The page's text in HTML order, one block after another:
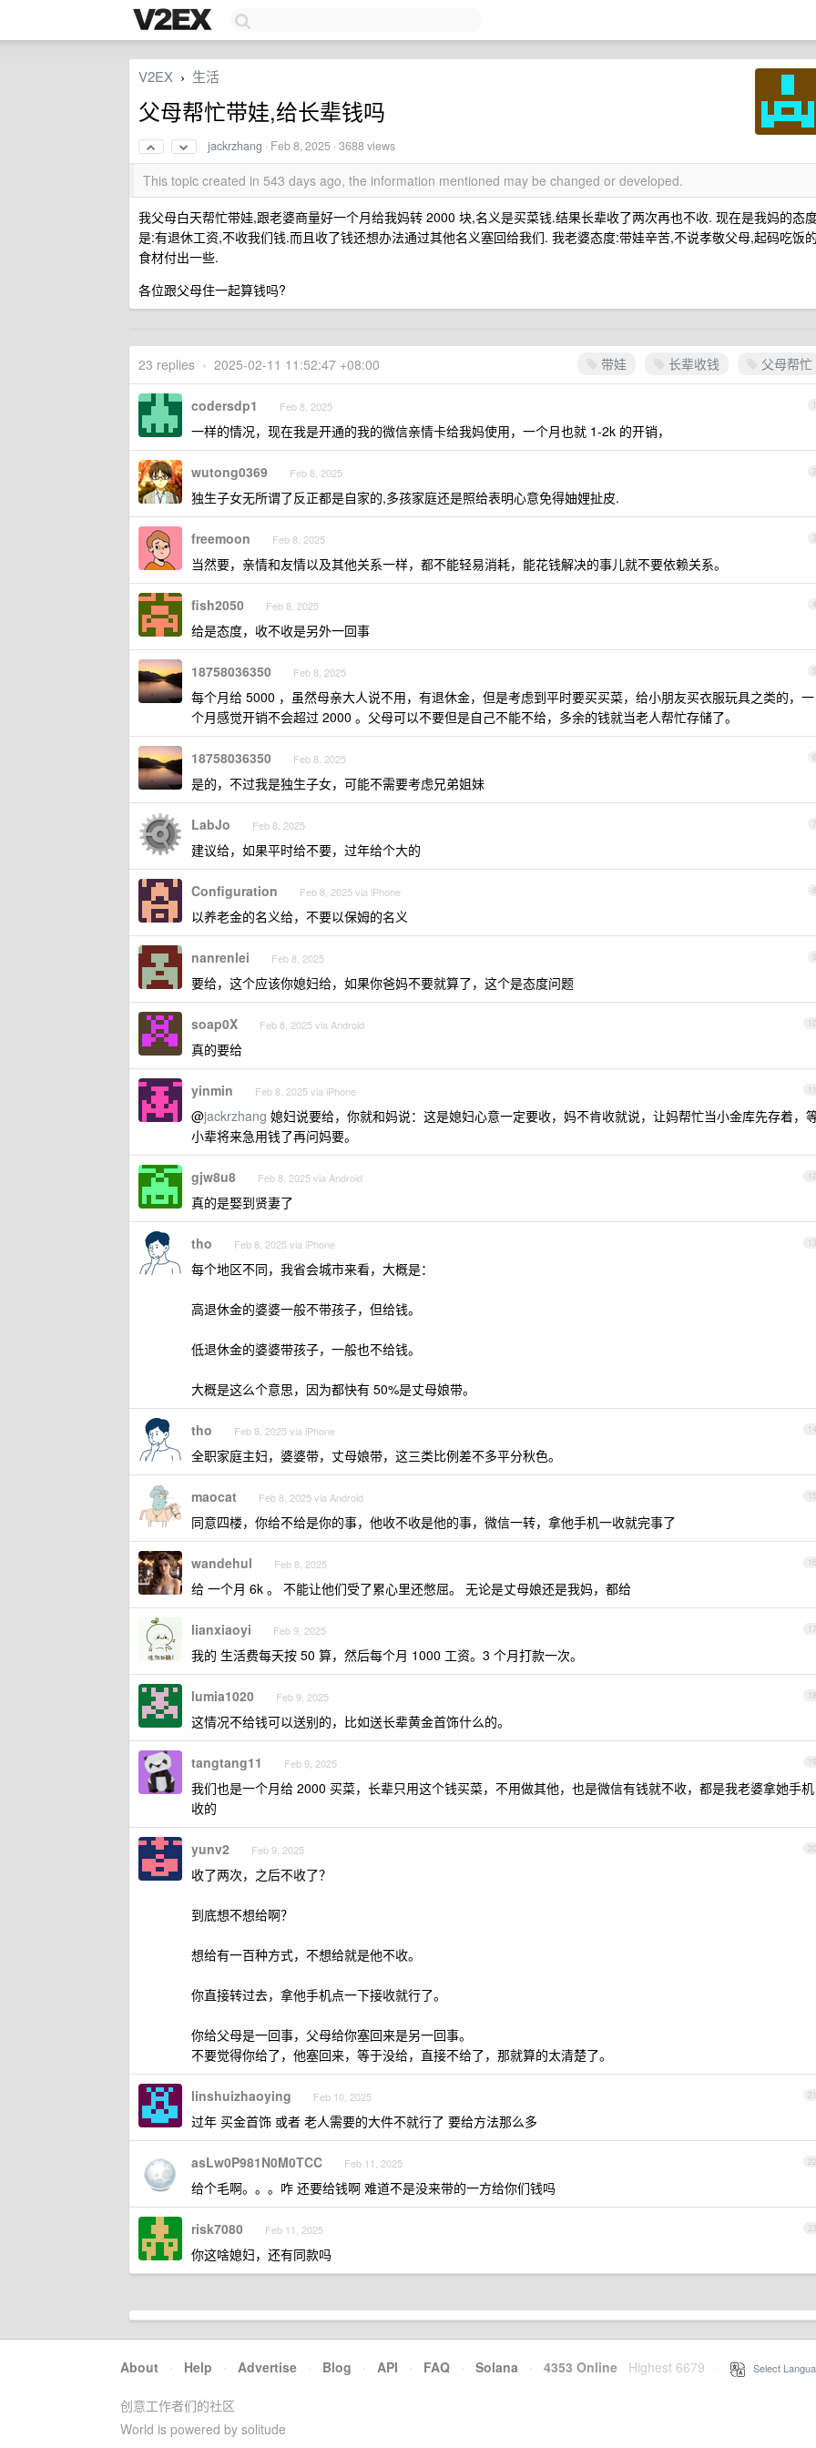
V2EX › 生活
父母帮忙带娃,给长辈钱吗
jackrzhang · Feb 8, 2025 · 3688 views
This topic created in 543 days ago, the information mentioned may be changed or developed.
我父母白天帮忙带娃,跟老婆商量好一个月给我妈转 2000 块,名义是买菜钱.结果长辈收了两次再也不收. 现在是我妈的态
是:有退休工资,不收我们钱.而且收了钱还想办法通过其他名义塞回给我们. 我老婆态度:带娃辛苦,不说孝敬父母,起码吃饭的
食材付出一些.
各位跟父母住一起算钱吗?
带娃 长辈收钱 父母帮忙
23 replies • 2025-02-11 11:52:47 +08:00
1
codersdp1 Feb 8, 2025
一样的情况，现在我是开通的我的微信亲情卡给我妈使用，一个月也就 1-2k 的开销，
2
wutong0369 Feb 8, 2025
独生子女无所谓了反正都是自家的,多孩家庭还是照给表明心意免得妯娌扯皮.
3
freemoon Feb 8, 2025
当然要，亲情和友情以及其他关系一样，都不能轻易消耗，能花钱解决的事儿就不要依赖关系。
4
fish2050 Feb 8, 2025
给是态度，收不收是另外一回事
5
18758036350 Feb 8, 2025
每个月给 5000 ，虽然母亲大人说不用，有退休金，但是考虑到平时要买买菜，给小朋友买衣服玩具之类的，一
个月感觉开销不会超过 2000 。父母可以不要但是自己不能不给，多余的钱就当老人帮忙存储了。
6
18758036350 Feb 8, 2025
是的，不过我是独生子女，可能不需要考虑兄弟姐妹
7
LabJo Feb 8, 2025
建议给，如果平时给不要，过年给个大的
8
Configuration Feb 8, 2025 via iPhone
以养老金的名义给，不要以保姆的名义
9
nanrenlei Feb 8, 2025
要给，这个应该你媳妇给，如果你爸妈不要就算了，这个是态度问题
10
soap0X Feb 8, 2025 via Android
真的要给
11
yinmin Feb 8, 2025 via iPhone
@jackrzhang 媳妇说要给，你就和妈说：这是媳妇心意一定要收，妈不肯收就说，让妈帮忙当小金库先存着，
小辈将来急用钱了再问妈要。
12
gjw8u8 Feb 8, 2025 via Android
真的是娶到贤妻了
13
tho Feb 8, 2025 via iPhone
每个地区不同，我省会城市来看，大概是：
高退休金的婆婆一般不带孩子，但给钱。
低退休金的婆婆带孩子，一般也不给钱。
大概是这么个意思，因为都快有 50%是丈母娘带。
14
tho Feb 8, 2025 via iPhone
全职家庭主妇，婆婆带，丈母娘带，这三类比例差不多平分秋色。
15
maocat Feb 8, 2025 via Android
同意四楼，你给不给是你的事，他收不收是他的事，微信一转，拿他手机一收就完事了
16
wandehul Feb 8, 2025
给 一个月 6k 。 不能让他们受了累心里还憋屈。 无论是丈母娘还是我妈，都给
17
lianxiaoyi Feb 9, 2025
我的 生活费每天按 50 算，然后每个月 1000 工资。3 个月打款一次。
18
lumia1020 Feb 9, 2025
这情况不给钱可以送别的，比如送长辈黄金首饰什么的。
19
tangtang11 Feb 9, 2025
我们也是一个月给 2000 买菜，长辈只用这个钱买菜，不用做其他，也是微信有钱就不收，都是我老婆拿她手机
收的
20
yunv2 Feb 9, 2025
收了两次，之后不收了？
到底想不想给啊？
想给有一百种方式，不想给就是他不收。
你直接转过去，拿他手机点一下接收就行了。
你给父母是一回事，父母给你塞回来是另一回事。
不要觉得你给了，他塞回来，等于没给，直接不给了，那就算的太清楚了。
21
linshuizhaoying Feb 10, 2025
过年 买金首饰 或者 老人需要的大件不就行了 要给方法那么多
22
asLw0P981N0M0TCC Feb 11, 2025
给个毛啊。。。咋 还要给钱啊 难道不是没来带的一方给你们钱吗
23
risk7080 Feb 11, 2025
你这啥媳妇，还有同款吗
About · Help · Advertise · Blog · API · FAQ · Solana · 4353 Online Highest 6679 Select
创意工作者们的社区
World is powered by solitude